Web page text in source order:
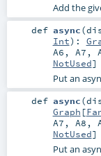
Add the
def async(
Int) :
A6 , A7 ,
NotUsed]
Put an
def async(
Graph [
A7 , A8 ,
NotUsed]
Put an